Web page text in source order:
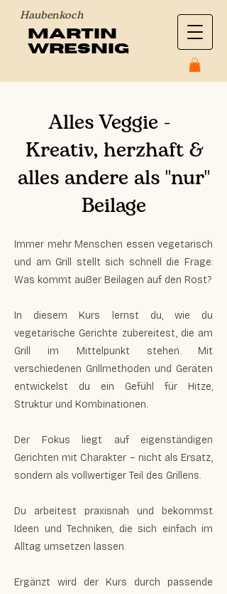
Haubenkoch
Martin
Wresnig
Alles Veggie -
Kreativ, herzhaft &
alles andere als "nur"
Beilage
Immer mehr Menschen essen vegetarisch
und am Grill stellt sich schnell die Frage:
Was kommt außer Beilagen auf den Rost?
In diesem Kurs lernst du, wie du
vegetarische Gerichte zubereitest, die am
Grill im Mittelpunkt stehen. Mit
verschiedenen Grillmethoden und Geräten
entwickelst du ein Gefühl für Hitze,
Struktur und Kombinationen.
Der Fokus liegt auf eigenständigen
Gerichten mit Charakter – nicht als Ersatz,
sondern als vollwertiger Teil des Grillens.
Du arbeitest praxisnah und bekommst
Ideen und Techniken, die sich einfach im
Alltag umsetzen lassen.
Ergänzt wird der Kurs durch passende